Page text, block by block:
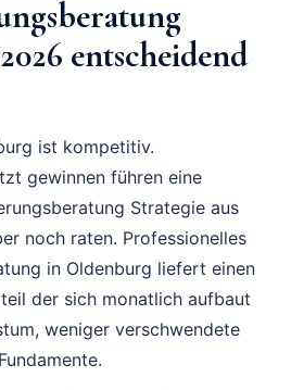
entscheidend
ist kompetitiv.
gewinnen führen eine
Strategie aus
noch raten. Professionelles
in Oldenburg liefert einen
der sich monatlich aufbaut
weniger verschwendete